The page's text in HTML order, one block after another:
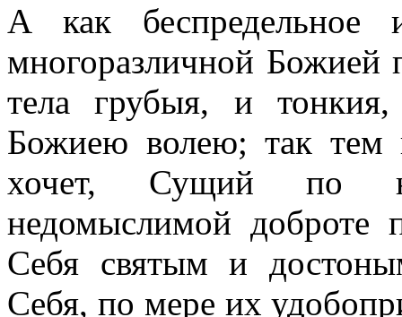
А как беспредельное
многоразличной Божией
тела грубыя, и
Божиею волею; так тем
хочет, Сущий по
недомыслимой доброте
Себя святым и
Себя, по мере их